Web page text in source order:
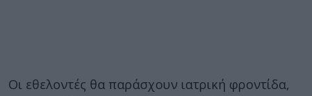
Οι εθελοντές θα παράσχουν ιατρική φροντίδα,